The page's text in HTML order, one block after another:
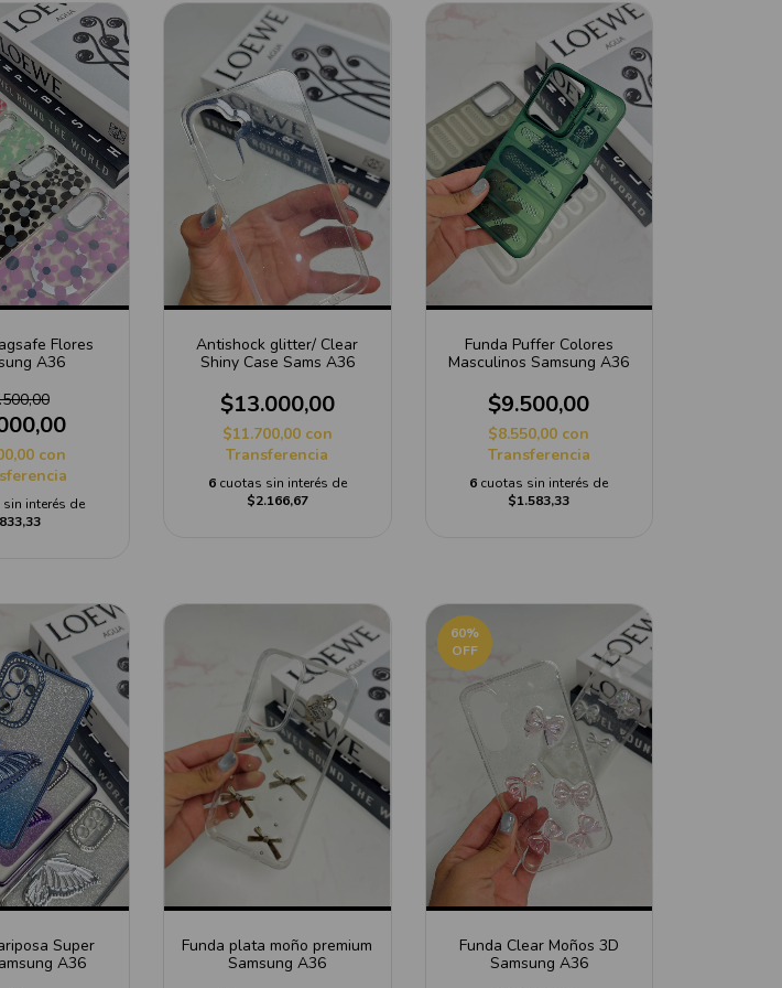
Flores
A36
con
interés de
Antishock glitter/ Clear
Shiny Case Sams A36
$13.000,00
$11.700,00 con
Transferencia
6 cuotas sin interés de
$2.166,67
Funda Puffer Colores
Masculinos Samsung A36
$9.500,00
$8.550,00 con
Transferencia
6 cuotas sin interés de
$1.583,33
Super
A36
Funda plata moño premium
Samsung A36
60%
OFF
Funda Clear Moños 3D
Samsung A36